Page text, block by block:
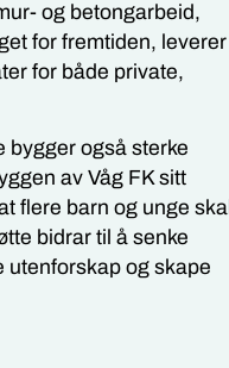
og betongarbeid,
for fremtiden, leverer
for både private,
bygger også sterke
av Våg FK sitt
flere barn og unge skal
bidrar til å senke
utenforskap og skape